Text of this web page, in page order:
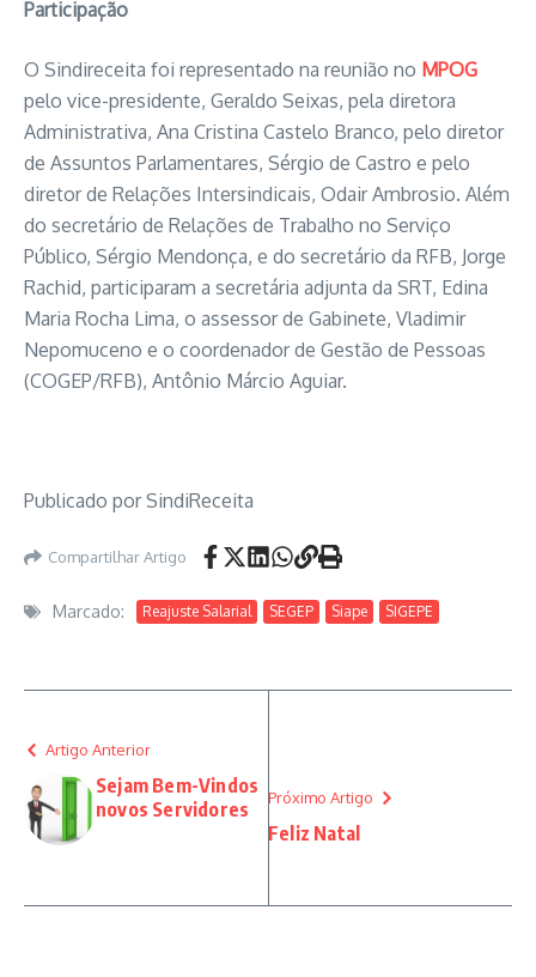
Participação
O Sindireceita foi representado na reunião no MPOG
pelo vice-presidente, Geraldo Seixas, pela diretora
Administrativa, Ana Cristina Castelo Branco, pelo diretor
de Assuntos Parlamentares, Sérgio de Castro e pelo
diretor de Relações Intersindicais, Odair Ambrosio. Além
do secretário de Relações de Trabalho no Serviço
Público, Sérgio Mendonça, e do secretário da RFB, Jorge
Rachid, participaram a secretária adjunta da SRT, Edina
Maria Rocha Lima, o assessor de Gabinete, Vladimir
Nepomuceno e o coordenador de Gestão de Pessoas
(COGEP/RFB), Antônio Márcio Aguiar.
Publicado por SindiReceita
Compartilhar Artigo
Marcado: Reajuste Salarial SEGEP Siape SIGEPE
Artigo Anterior
Sejam Bem-Vindos
novos Servidores
Próximo Artigo
Feliz Natal